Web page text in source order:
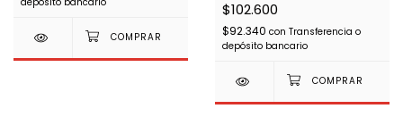
$102.600
$92.340 con Transferencia o
depósito bancario